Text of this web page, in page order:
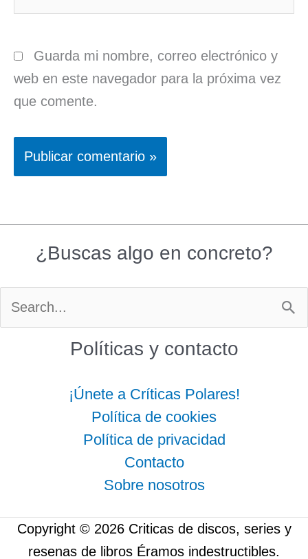
Guarda mi nombre, correo electrónico y
web en este navegador para la próxima vez
que comente.
¿Buscas algo en concreto?
Políticas y contacto
¡Únete a Críticas Polares!
Política de cookies
Política de privacidad
Contacto
Sobre nosotros
Copyright © 2026 Criticas de discos, series y
resenas de libros Éramos indestructibles.